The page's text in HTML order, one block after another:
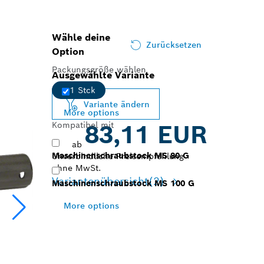
Wähle deine
Option
Zurücksetzen
Packungsgröße wählen
1 Stck
More options
Kompatibel mit
Maschinenschraubstock MS 80 G
Maschinenschraubstock MS 100 G
More options
Ausgewählte Variante
Variante ändern
ab 83,11 EUR
Unverbindliche Preisempfehlung
ohne MwSt.
Variantenübersicht(2)